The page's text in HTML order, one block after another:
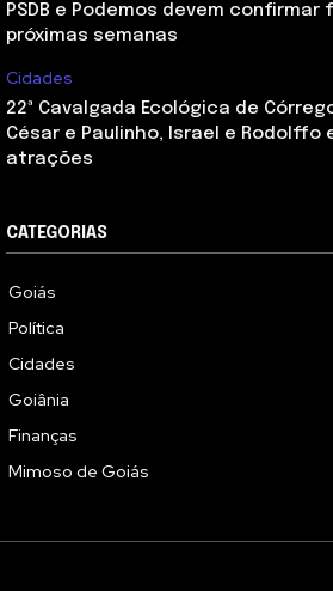
PSDB e Podemos devem confirmar
próximas semanas
Cidades
22ª Cavalgada Ecológica de
César e Paulinho, Israel e Rodolffo
atrações
CATEGORIAS
Goiás
Política
Cidades
Goiânia
Finanças
Mimoso de Goiás